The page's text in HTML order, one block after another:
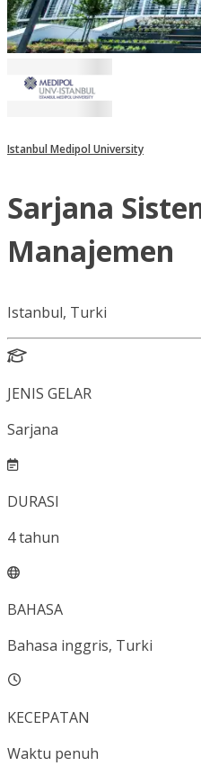
Istanbul Medipol University
Sarjana
Manajemen
Istanbul, Turki
JENIS GELAR
Sarjana
DURASI
4tahun
BAHASA
Bahasa inggris, Turki
KECEPATAN
Waktu penuh